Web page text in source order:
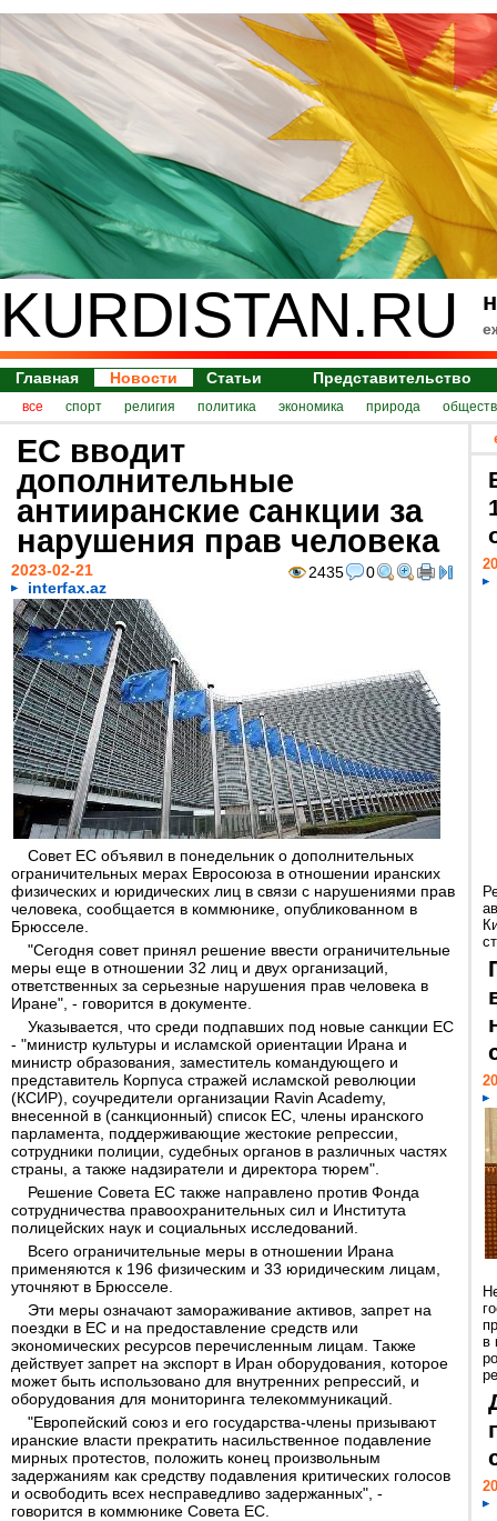
KURDISTAN.RU
Главная Новости Статьи Представительство
все спорт религия политика экономика природа
ЕС вводит
дополнительные
антииранские санкции за
нарушения прав человека
2435 0
2023-02-21
interfax.az
Совет ЕС объявил в понедельник о дополнительных
ограничительных мерах Евросоюза в отношении иранских
физических и юридических лиц в связи с нарушениями прав
человека, сообщается в коммюнике, опубликованном в
Брюсселе.
"Сегодня совет принял решение ввести ограничительные
меры еще в отношении 32 лиц и двух организаций,
ответственных за серьезные нарушения прав человека в
Иране", - говорится в документе.
Указывается, что среди подпавших под новые санкции ЕС
- "министр культуры и исламской ориентации Ирана и
министр образования, заместитель командующего и
представитель Корпуса стражей исламской революции
(КСИР), соучредители организации Ravin Academy,
внесенной в (санкционный) список ЕС, члены иранского
парламента, поддерживающие жестокие репрессии,
сотрудники полиции, судебных органов в различных частях
страны, а также надзиратели и директора тюрем".
Решение Совета ЕС также направлено против Фонда
сотрудничества правоохранительных сил и Института
полицейских наук и социальных исследований.
Всего ограничительные меры в отношении Ирана
применяются к 196 физическим и 33 юридическим лицам,
уточняют в Брюсселе.
Эти меры означают замораживание активов, запрет на
поездки в ЕС и на предоставление средств или
экономических ресурсов перечисленным лицам. Также
действует запрет на экспорт в Иран оборудования, которое
может быть использовано для внутренних репрессий, и
оборудования для мониторинга телекоммуникаций.
"Европейский союз и его государства-члены призывают
иранские власти прекратить насильственное подавление
мирных протестов, положить конец произвольным
задержаниям как средству подавления критических голосов
и освободить всех несправедливо задержанных", -
говорится в коммюнике Совета ЕС.
в